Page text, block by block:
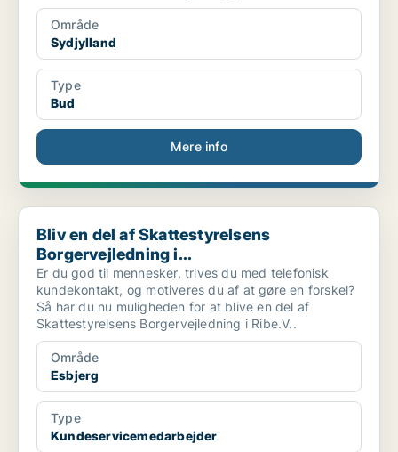
Område
Sydjylland
Type
Bud
Mere info
Bliv en del af Skattestyrelsens Borgervejledning i...
Bliv en del af Skattestyrelsens
Borgervejledning i...
Er du god til mennesker, trives du med telefonisk
kundekontakt, og motiveres du af at gøre en forskel?
Så har du nu muligheden for at blive en del af
Skattestyrelsens Borgervejledning i Ribe.V..
Område
Esbjerg
Type
Kundeservicemedarbejder